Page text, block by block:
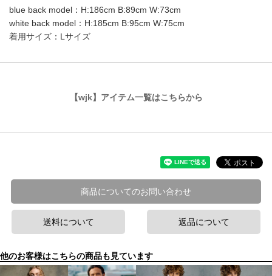
blue back model：H:186cm B:89cm W:73cm
white back model：H:185cm B:95cm W:75cm
着用サイズ：Lサイズ
【wjk】アイテム一覧はこちらから
商品についてのお問い合わせ
送料について 返品について
他のお客様はこちらの商品も見ています